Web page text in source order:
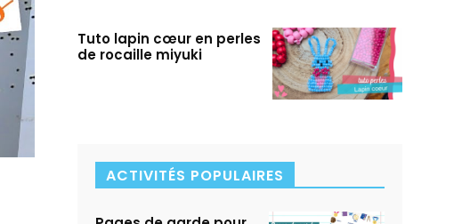
Tuto lapin cœur en perles
de rocaille miyuki
ACTIVITÉS POPULAIRES